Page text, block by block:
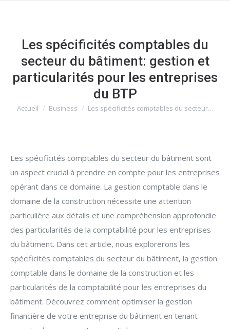
Les spécificités comptables du
secteur du bâtiment: gestion et
particularités pour les entreprises
du BTP
Vous êtes ici :
Accueil Business Les spécificités comptables du secteur…
Les spécificités comptables du secteur du bâtiment sont
un aspect crucial à prendre en compte pour les entreprises
opérant dans ce domaine. La gestion comptable dans le
domaine de la construction nécessite une attention
particulière aux détails et une compréhension approfondie
des particularités de la comptabilité pour les entreprises
du bâtiment. Dans cet article, nous explorerons les
spécificités comptables du secteur du bâtiment, la gestion
comptable dans le domaine de la construction et les
particularités de la comptabilité pour les entreprises du
bâtiment. Découvrez comment optimiser la gestion
financière de votre entreprise du bâtiment en tenant